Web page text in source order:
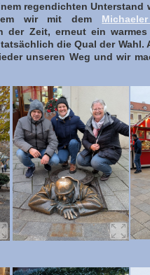
regendichten Unterstand
wir mit dem
der Zeit, erneut ein
die Qual der Wahl.
unseren Weg und wir